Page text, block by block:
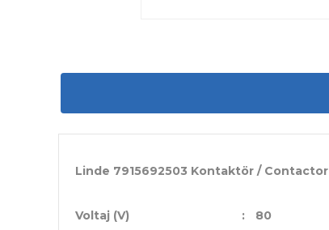
Linde 7915692503 Kontaktör / Contactor
Voltaj (V) : 80